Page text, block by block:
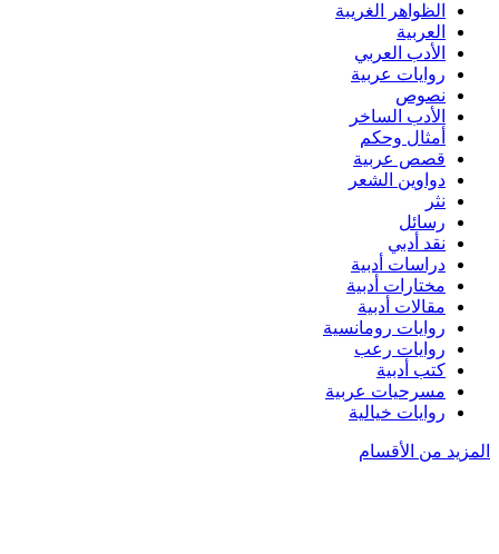
الظواهر الغريبة‏
العربية
الأدب العربي
روايات عربية
نصوص
الأدب الساخر
أمثال وحكم
قصص عربية
دواوين الشعر
نثر
رسائل
نقد أدبي
دراسات أدبية
مختارات أدبية
مقالات أدبية
روايات رومانسية
روايات رعب
كتب أدبية
مسرحيات عربية
روايات خيالية
المزيد من الأقسام